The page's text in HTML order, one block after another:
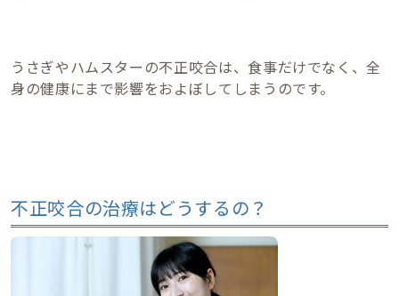
うさぎやハムスターの不正咬合は、食事だけでなく、全
身の健康にまで影響をおよぼしてしまうのです。
不正咬合の治療はどうするの？